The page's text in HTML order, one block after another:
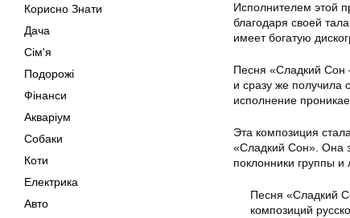
Корисно Знати
Дача
Сім'я
Подорожі
Фінанси
Акваріум
Собаки
Коти
Електрика
Авто
Исполнителем этой
благодаря своей
имеет богатую
Песня «Сладкий
и сразу же получила
исполнение
Эта композиция
«Сладкий Сон». Она
поклонники группы
Песня «Сладкий
композиций